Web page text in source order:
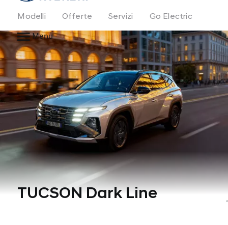
Modelli Offerte Servizi
Go Electric
Menu
TUCSON Dark Line